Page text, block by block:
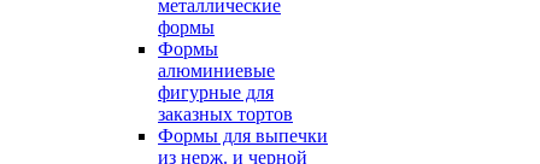
металлические
формы
Формы
алюминиевые
фигурные для
заказных тортов
Формы для выпечки
из нерж. и черной